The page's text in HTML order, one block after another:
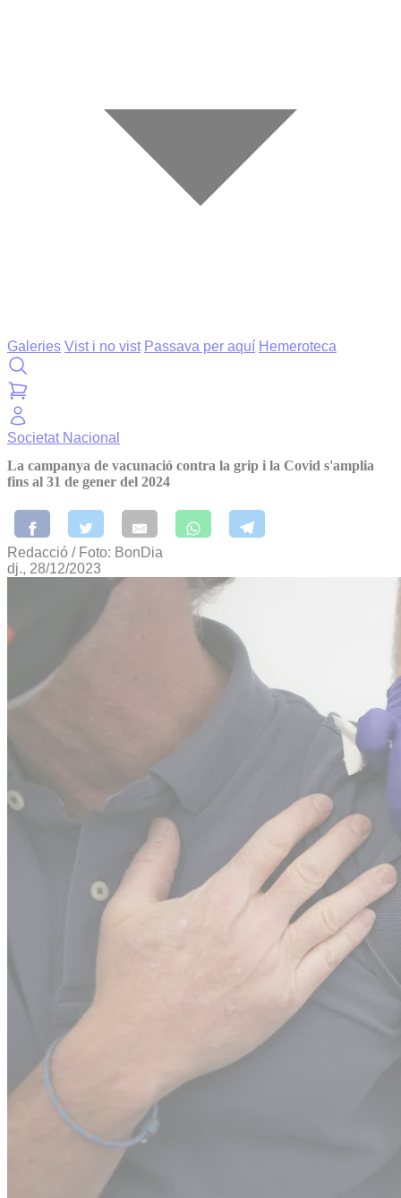
Galeries Vist i no vist Passava per aquí Hemeroteca
Societat Nacional
La campanya de vacunació contra la grip i la Covid s'amplia
fins al 31 de gener del 2024
Redacció / Foto: BonDia
dj., 28/12/2023